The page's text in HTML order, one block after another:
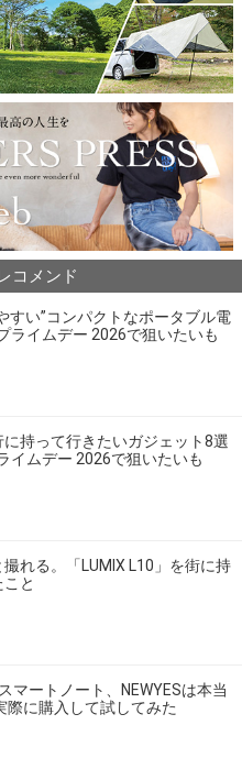
コメンド
すい”コンパクトなポータブル電
ライムデー 2026で狙いたいも
持って行きたいガジェット8選
イムデー 2026で狙いたいも
れる。「LUMIX L10」を街に持
と
マートノート、NEWYESは本当
際に購入して試してみた